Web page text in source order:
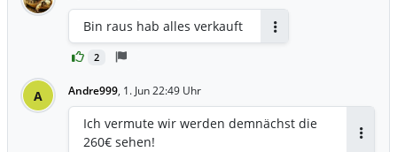
2
Bin raus hab alles verkauft
A Andre999, 1. Jun 22:49 Uhr
Ich vermute wir werden demnächst die
260€ sehen!